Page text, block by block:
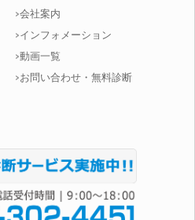
会社案内
インフォメーション
動画一覧
お問い合わせ・無料診断